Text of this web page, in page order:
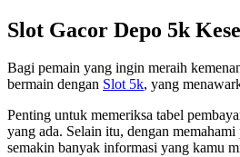
Slot Gacor Depo 5k
Bagi pemain yang ingin meraih
bermain dengan Slot 5k, yang
Penting untuk memeriksa tabel
yang ada. Selain itu, dengan
semakin banyak informasi yang kamu